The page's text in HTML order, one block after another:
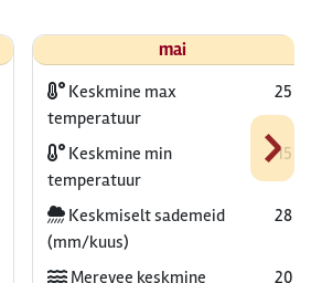
›
mai
Keskmine max
temperatuur
25
Keskmine min
temperatuur
15
Keskmiselt sademeid
(mm/kuus)
28
Merevee keskmine 20